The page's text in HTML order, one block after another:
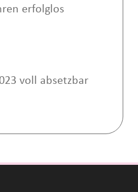
erfolglos
voll absetzbar